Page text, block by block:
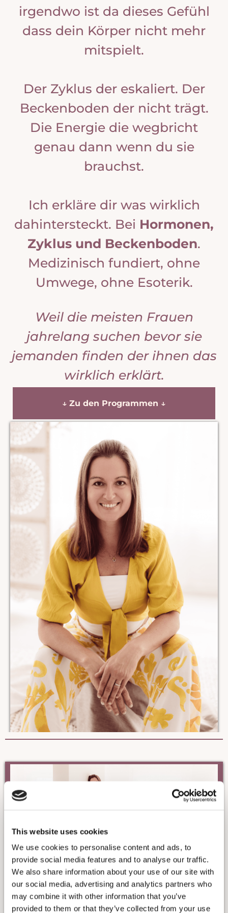
This website uses cookies
We use cookies to personalise content and ads, to
provide social media features and to analyse our traffic.
We also share information about your use of our site with
our social media, advertising and analytics partners who
may combine it with other information that you’ve
provided to them or that they’ve collected from your use
irgendwo ist da dieses Gefühl
dass dein Körper nicht mehr
mitspielt.
Der Zyklus der eskaliert. Der
Beckenboden der nicht trägt.
Die Energie die wegbricht
genau dann wenn du sie
brauchst.
Ich erkläre dir was wirklich
dahintersteckt. Bei Hormonen,
Zyklus und Beckenboden.
Medizinisch fundiert, ohne
Umwege, ohne Esoterik.
Weil die meisten Frauen
jahrelang suchen bevor sie
jemanden finden der ihnen das
wirklich erklärt.
↓ Zu den Programmen ↓